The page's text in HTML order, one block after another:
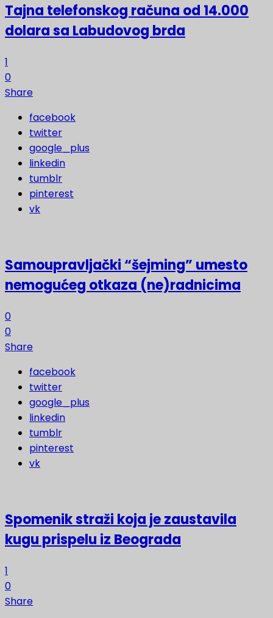
Tajna telefonskog računa od 14.000
dolara sa Labudovog brda
1
0
Share
facebook
twitter
google_plus
linkedin
tumblr
pinterest
vk
Samoupravljački “šejming” umesto
nemogućeg otkaza (ne)radnicima
0
0
Share
facebook
twitter
google_plus
linkedin
tumblr
pinterest
vk
Spomenik straži koja je zaustavila
kugu prispelu iz Beograda
1
0
Share